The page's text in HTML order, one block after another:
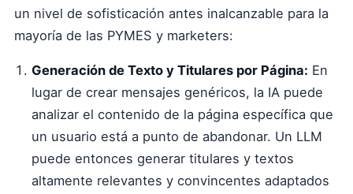
un nivel de sofisticación antes inalcanzable para la
mayoría de las PYMES y marketers:
Generación de Texto y Titulares por Página: En
lugar de crear mensajes genéricos, la IA puede
analizar el contenido de la página específica que
un usuario está a punto de abandonar. Un LLM
puede entonces generar titulares y textos
altamente relevantes y convincentes adaptados